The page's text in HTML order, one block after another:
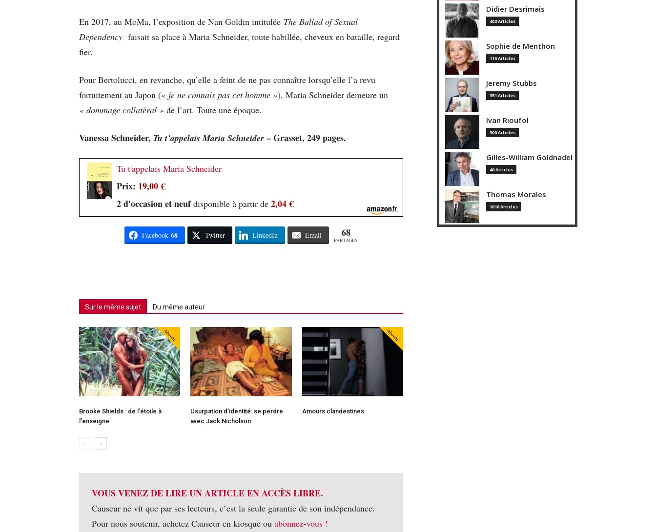
En 2017, au MoMa, l’exposition de Nan Goldin intitulée The Ballad of Sexual
Dependency faisait sa place à Maria Schneider, toute habillée, cheveux en bataille, regard
fier.
Pour Bertolucci, en revanche, qu’elle a feint de ne pas connaître lorsqu’elle l’a revu
fortuitement au Japon (« je ne connais pas cet homme »), Maria Schneider demeure un
« dommage collatéral » de l’art. Toute une époque.
Vanessa Schneider, Tu t’appelais Maria Schneider – Grasset, 249 pages.
Tu t'appelais Maria Schneider
Prix: 19,00 €
2 d'occasion et neufdisponible à partir de 2,04 €
Facebook 68 Twitter LinkedIn Email 68
PARTAGES
Sur le même sujet Du même auteur
Abonné
Brooke Shields : de l’étoile à
l’enseigne
Usurpation d’identité: se perdre
avec Jack Nicholson
Abonné
Amours clandestines
VOUS VENEZ DE LIRE UN ARTICLE EN ACCÈS LIBRE.
Causeur ne vit que par ses lecteurs, c’est la seule garantie de son indépendance.
Pour nous soutenir, achetez Causeur en kiosque ou abonnez-vous !
Didier Desrimais
403 Articles
Sophie de Menthon
116 Articles
Jeremy Stubbs
351 Articles
Ivan Rioufol
300 Articles
Gilles-William Goldnadel
40 Articles
Thomas Morales
1018 Articles